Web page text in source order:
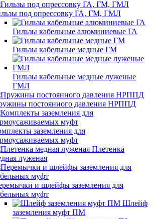
под опрессовку ГА, ГМ, ГМЛ
Гильзы кабельные алюминиевые ГА
Гильзы кабельные медные ГМ
Гильзы кабельные медные луженые
ГМЛ
постоянного давления НРППД
заземления для
муфт
Плетенка
луженая
и шлейфы заземления для
муфт
Шлейф
заземления муфт ПМ